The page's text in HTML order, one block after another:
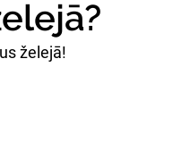
želejā!